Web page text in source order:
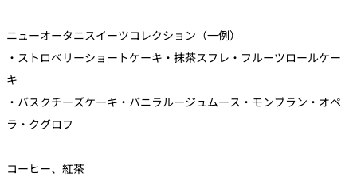
ニューオータニスイーツコレクション（一例）
・ストロベリーショートケーキ・抹茶スフレ・フルーツロールケー
キ
・バスクチーズケーキ・バニラルージュムース・モンブラン・オペ
ラ・クグロフ
コーヒー、紅茶